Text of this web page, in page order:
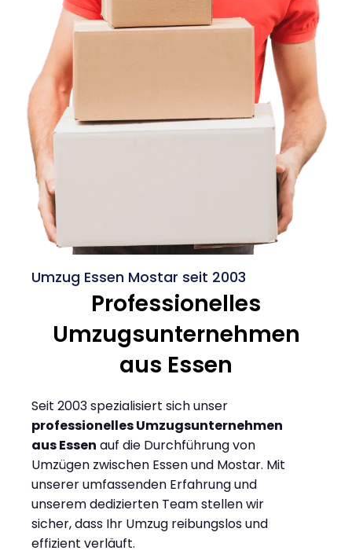
Umzug Essen Mostar seit 2003
Professionelles
Umzugsunternehmen
aus Essen
Seit 2003 spezialisiert sich unser
professionelles Umzugsunternehmen
aus Essen auf die Durchführung von
Umzügen zwischen Essen und Mostar. Mit
unserer umfassenden Erfahrung und
unserem dedizierten Team stellen wir
sicher, dass Ihr Umzug reibungslos und
effizient verläuft.